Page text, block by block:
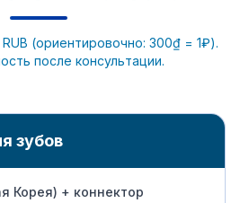
(ориентировочно: 300₫ = 1₽).
после консультации.
зубов
Корея) + коннектор